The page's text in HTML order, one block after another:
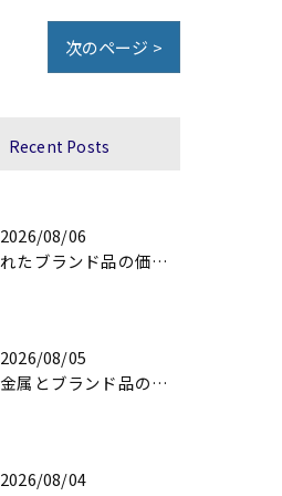
次のページ >
Recent Posts
2026/08/06
壊れたブランド品の価値を見極める技術とは
2026/08/05
貴金属とブランド品の価値変動を見極める方法
2026/08/04